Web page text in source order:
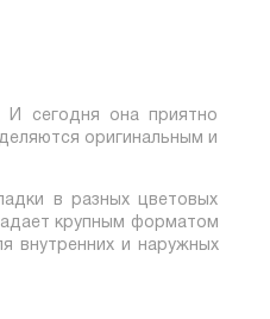
И сегодня она приятно
оригинальным и
в разных цветовых
крупным форматом
внутренних и наружных